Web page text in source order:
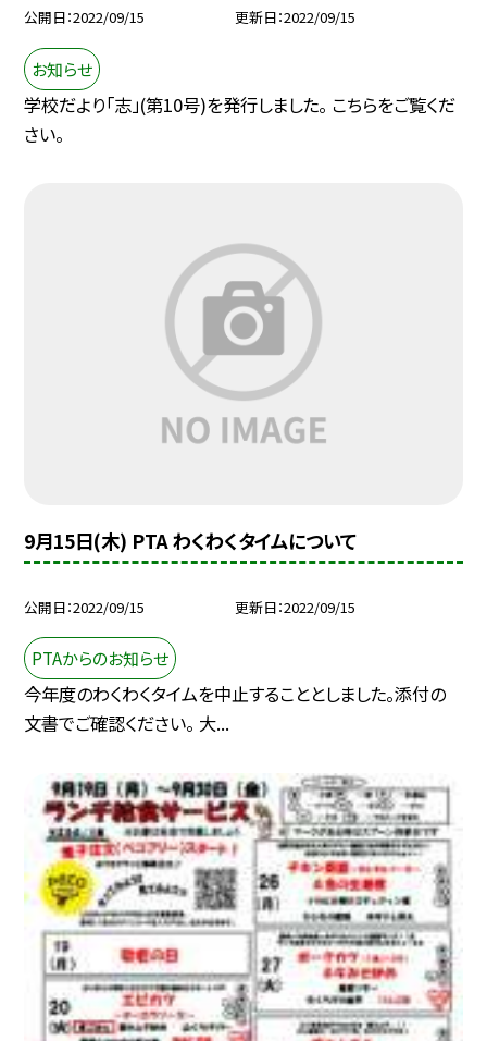
公開日 2022/09/15 更新日 2022/09/15
お知らせ
学校だより「志」(第10号)を発行しました。 こちらをご覧くだ
さい。
9月15日(木) PTA わくわくタイムについて
公開日 2022/09/15 更新日 2022/09/15
PTAからのお知らせ
今年度のわくわくタイムを中止することとしました。添付の
文書でご確認ください。 大...